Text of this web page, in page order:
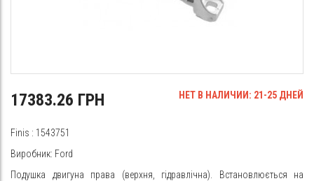
17383.26 ГРН НЕТ В НАЛИЧИИ: 21-25 ДНЕЙ
Finis : 1543751
Виробник: Ford
Подушка двигуна права (верхня, гідравлічна). Встановлюється на